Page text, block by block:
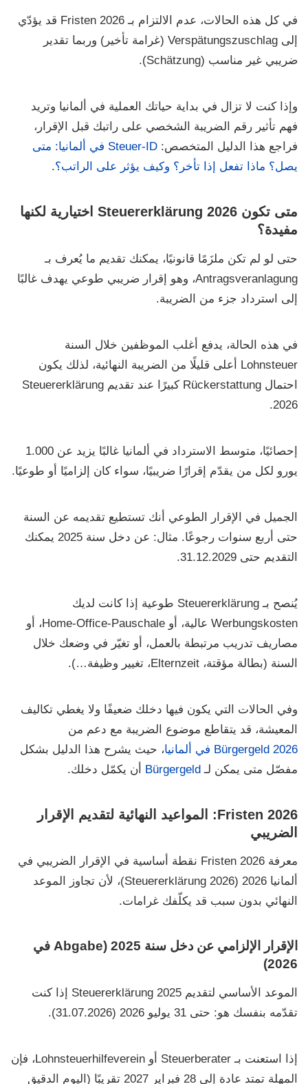
في كل هذه الحالات، عدم الالتزام بـ Fristen 2026 قد يؤدّي
إلى Verspätungszuschlag (غرامة تأخير) وربما تقدير
ضريبي غير مناسب (Schätzung)
.
وإذا كنت لا تزال في بداية حياتك العملية في ألمانيا وتريد
فهم تأثير رقم الضريبة الشخصي على راتبك قبل الإقرار،
فراجع هذا الدليل المتخصص:
Steuer-ID في ألمانيا: متى
يصل؟ ماذا تفعل إذا تأخر؟ وكيف يؤثر على الراتب؟.
متى تكون Steuererklärung 2026 اختيارية لكنها
مفيدة؟
حتى لو لم تكن ملزَمًا قانونيًا، يمكنك تقديم ما يُعرف بـ
Antragsveranlagung، وهو إقرار ضريبي طوعي يهدف غالبًا
إلى استرداد جزء من الضريبة.
في هذه الحالة، يدفع أغلب الموظفين خلال السنة
Lohnsteuer أعلى قليلًا من الضريبة النهائية، لذلك يكون
احتمال Rückerstattung كبيرًا عند تقديم Steuererklärung
2026
.
إحصائيًا، متوسط الاسترداد في ألمانيا غالبًا يزيد عن 1.000
يورو لكل من يقدّم إقرارًا ضريبيًا، سواء كان إلزاميًا أو طوعيًا.
الجميل في الإقرار الطوعي أنك تستطيع تقديمه عن السنة
حتى أربع سنوات رجوعًا
. مثال: عن دخل سنة 2025 يمكنك
التقديم حتى 31.12.2029
.
يُنصح بـ Steuererklärung طوعية
إذا كانت لديك
Werbungskosten عالية، أو Home-Office-Pauschale، أو
مصاريف تدريب مرتبطة بالعمل، أو تغيّر في وضعك خلال
السنة (بطالة مؤقتة، Elternzeit، تغيير وظيفة…).
وفي الحالات التي يكون فيها دخلك ضعيفًا ولا يغطي تكاليف
المعيشة، قد يتقاطع موضوع الضريبة مع دعم من
Bürgergeld 2026 في ألمانيا
، حيث يشرح هذا الدليل بشكل
مفصّل متى يمكن لـ Bürgergeld أن يكمّل دخلك.
Fristen 2026: المواعيد النهائية لتقديم الإقرار
الضريبي
معرفة Fristen 2026 نقطة أساسية في
الإقرار الضريبي في
ألمانيا 2026 (Steuererklärung 2026)
، لأن تجاوز الموعد
النهائي بدون سبب قد يكلّفك غرامات.
الإقرار الإلزامي عن دخل سنة 2025 (Abgabe في
2026)
الموعد الأساسي لتقديم Steuererklärung 2025 إذا كنت
تقدّمه بنفسك هو: حتى 31 يوليو 2026 (31.07.2026) .
إذا استعنت بـ Steuerberater أو Lohnsteuerhilfeverein ، فإن
المهلة تمتد عادة إلى 28 فبراير 2027 تقريبًا (اليوم الدقيق